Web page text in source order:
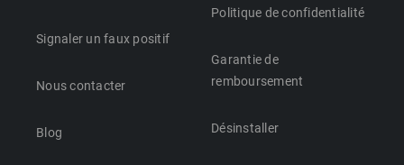
Signaler un faux positif
Nous contacter
Blog
Politique de confidentialité
Garantie de
remboursement
Désinstaller